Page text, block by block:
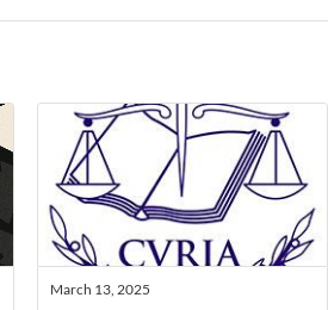
March 13, 2025